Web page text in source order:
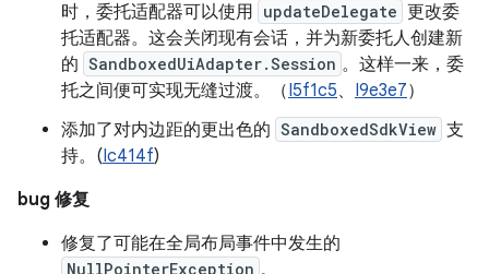
时，委托适配器可以使用 updateDelegate 更改委
托适配器。这会关闭现有会话，并为新委托人创建新
的 SandboxedUiAdapter.Session 。这样一来，委
托之间便可实现无缝过渡。（I5f1c5、 I9e3e7）
添加了对内边距的更出色的 SandboxedSdkView 支
持。(Ic414f)
bug 修复
修复了可能在全局布局事件中发生的
NullPointerException 。